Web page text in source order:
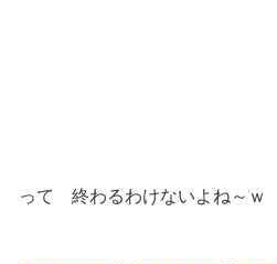
って 終わるわけないよね～ｗ